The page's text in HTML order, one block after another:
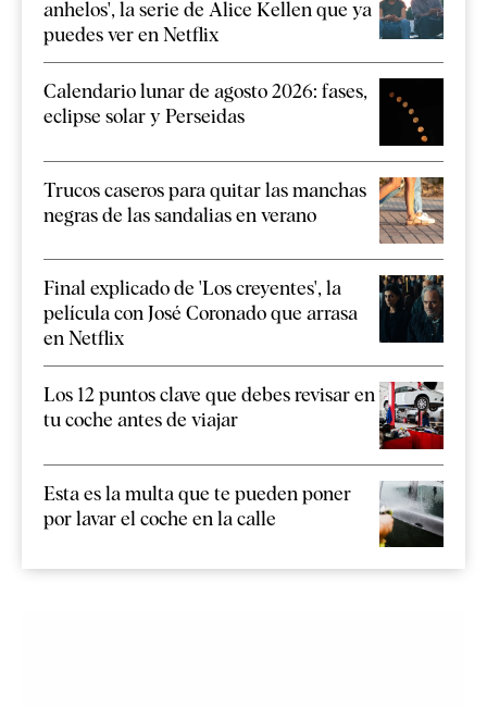
anhelos', la serie de Alice Kellen que ya
puedes ver en Netflix
Calendario lunar de agosto 2026: fases,
eclipse solar y Perseidas
Trucos caseros para quitar las manchas
negras de las sandalias en verano
Final explicado de 'Los creyentes', la
película con José Coronado que arrasa
en Netflix
Los 12 puntos clave que debes revisar en
tu coche antes de viajar
Esta es la multa que te pueden poner
por lavar el coche en la calle